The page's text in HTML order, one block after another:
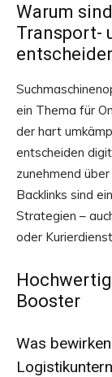
Warum
Transport-
ein Thema für
der hart
entscheiden
zunehmend
Backlinks sind
Strategien –
oder
Booster
Was